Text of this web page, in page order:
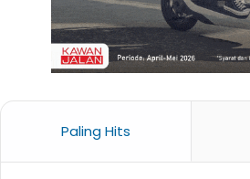
Paling Hits